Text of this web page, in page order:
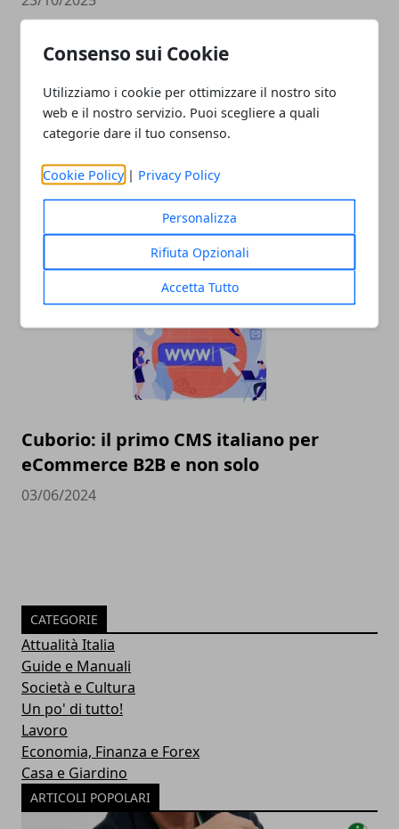
Consenso sui Cookie
Utilizziamo i cookie per ottimizzare il nostro sito
web e il nostro servizio. Puoi scegliere a quali
categorie dare il tuo consenso.
Cookie Policy | Privacy Policy
Personalizza
Rifiuta Opzionali
Accetta Tutto
yourang.ai vs ChatGPT: L'AI vocale batte
i chatbot per le PMI italiane
Cuborio: il primo CMS italiano per
eCommerce B2B e non solo
03/06/2024
CATEGORIE
Attualità Italia
Guide e Manuali
Società e Cultura
Un po' di tutto!
Lavoro
Economia, Finanza e Forex
Casa e Giardino
ARTICOLI POPOLARI